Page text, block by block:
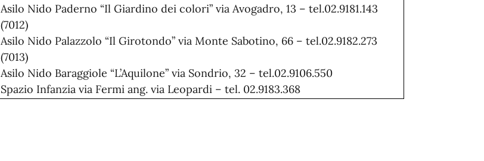
Asilo Nido Paderno “Il Giardino dei colori” via Avogadro, 13 – tel.02.9181.143
(7012)
Asilo Nido Palazzolo “Il Girotondo” via Monte Sabotino, 66 – tel.02.9182.273
(7013)
Asilo Nido Baraggiole “L’Aquilone” via Sondrio, 32 – tel.02.9106.550
Spazio Infanzia via Fermi ang. via Leopardi – tel. 02.9183.368